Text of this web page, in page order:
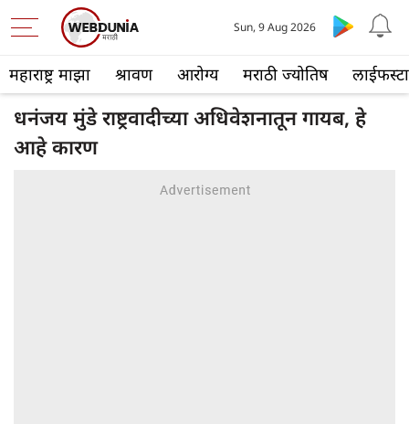
महाराष्ट्र माझा श्रावण आरोग्य मराठी ज्योतिष
Sun, 9 Aug 2026
धनंजय मुंडे राष्ट्रवादीच्या अधिवेशनातून गायब, हे
आहे कारण